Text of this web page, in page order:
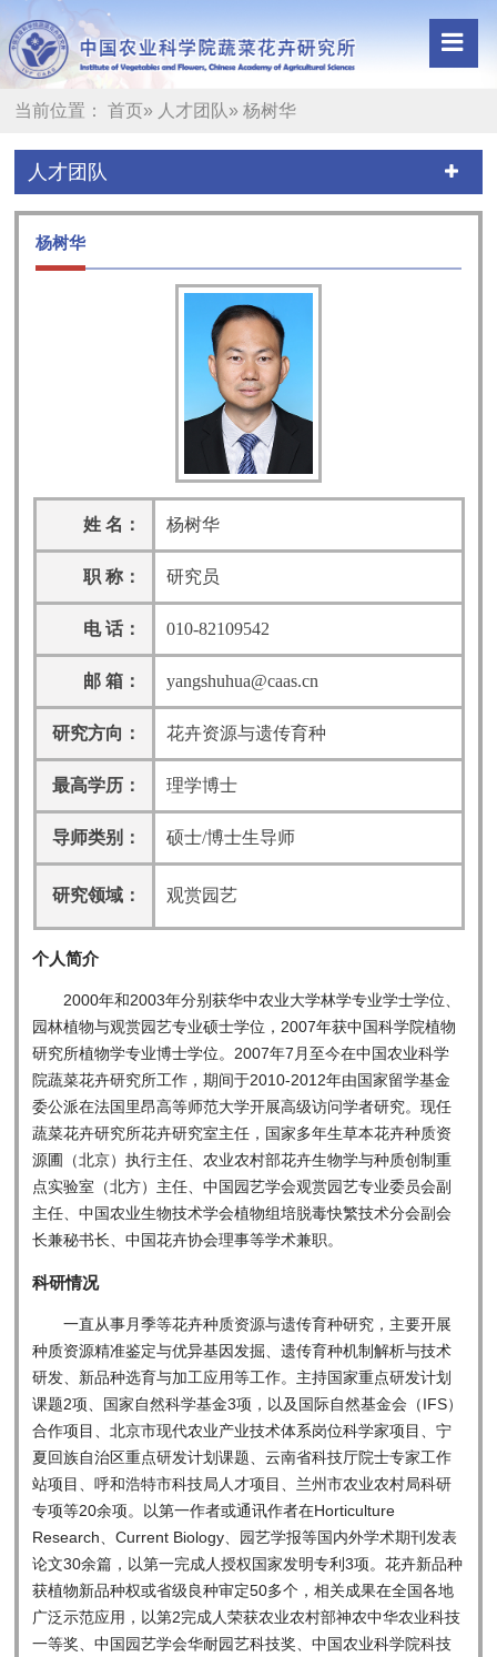
当前位置： 首页» 人才团队 » 杨树华
人才团队
杨树华
姓 名： 杨树华
职 称： 研究员
电 话： 010-82109542
邮 箱： yangshuhua@caas.cn
研究方向： 花卉资源与遗传育种
最高学历： 理学博士
导师类别： 硕士/博士生导师
研究领域： 观赏园艺
个人简介
2000年和2003年分别获华中农业大学林学专业学士学位、
园林植物与观赏园艺专业硕士学位，2007年获中国科学院植物
研究所植物学专业博士学位。2007年7月至今在中国农业科学
院蔬菜花卉研究所工作，期间于2010-2012年由国家留学基金
委公派在法国里昂高等师范大学开展高级访问学者研究。现任
蔬菜花卉研究所花卉研究室主任，国家多年生草本花卉种质资
源圃（北京）执行主任、农业农村部花卉生物学与种质创制重
点实验室（北方）主任、中国园艺学会观赏园艺专业委员会副
主任、中国农业生物技术学会植物组培脱毒快繁技术分会副会
长兼秘书长、中国花卉协会理事等学术兼职。
科研情况
一直从事月季等花卉种质资源与遗传育种研究，主要开展
种质资源精准鉴定与优异基因发掘、遗传育种机制解析与技术
研发、新品种选育与加工应用等工作。主持国家重点研发计划
课题2项、国家自然科学基金3项，以及国际自然基金会（IFS）
合作项目、北京市现代农业产业技术体系岗位科学家项目、宁
夏回族自治区重点研发计划课题、云南省科技厅院士专家工作
站项目、呼和浩特市科技局人才项目、兰州市农业农村局科研
专项等20余项。以第一作者或通讯作者在Horticulture
Research、Current Biology、园艺学报等国内外学术期刊发表
论文30余篇，以第一完成人授权国家发明专利3项。花卉新品种
获植物新品种权或省级良种审定50多个，相关成果在全国各地
广泛示范应用，以第2完成人荣获农业农村部神农中华农业科技
一等奖、中国园艺学会华耐园艺科技奖、中国农业科学院科技